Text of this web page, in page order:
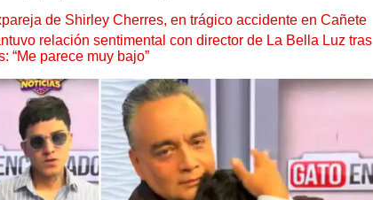
de Shirley Cherres, en trágico accidente en Cañete
relación sentimental con director de La Bella Luz tras
“Me parece muy bajo”